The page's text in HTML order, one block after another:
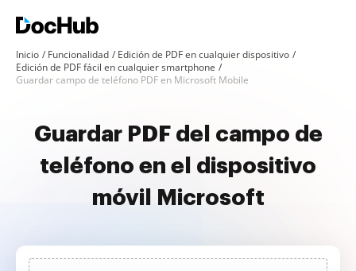
Inicio Funcionalidad
Edición de PDF en cualquier dispositivo
Edición de PDF fácil en cualquier smartphone
Guardar campo de teléfono PDF en Microsoft Mobile
Guardar PDF del campo de
teléfono en el dispositivo
móvil Microsoft